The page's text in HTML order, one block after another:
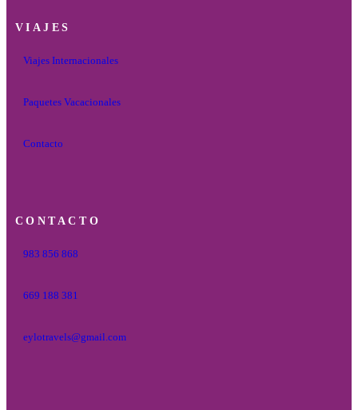
VIAJES
Viajes Internacionales
Paquetes Vacacionales
Contacto
CONTACTO
983 856 868
669 188 381
eylotravels@gmail.com